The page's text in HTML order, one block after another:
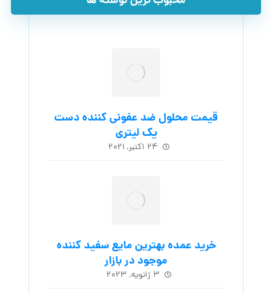
قیمت محلول ضد عفونی کننده دست
یک لیتری
۲۴ اکتبر, ۲۰۲۱
خرید عمده بهترین مایع سفید کننده
موجود در بازار
۳ ژانویه, ۲۰۲۳